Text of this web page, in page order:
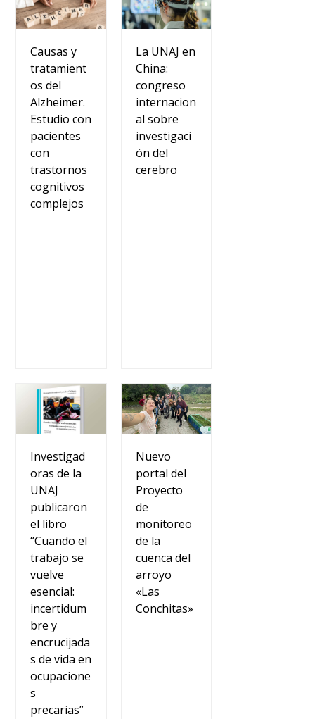
Causas y
tratamient
os del
Alzheimer.
Estudio con
pacientes
con
trastornos
cognitivos
complejos
La UNAJ en
China:
congreso
internacion
al sobre
investigaci
ón del
cerebro
Investigad
oras de la
UNAJ
publicaron
el libro
“Cuando el
trabajo se
vuelve
esencial:
incertidum
bre y
encrucijada
s de vida en
ocupacione
s
precarias”
Nuevo
portal del
Proyecto
de
monitoreo
de la
cuenca del
arroyo
«Las
Conchitas»